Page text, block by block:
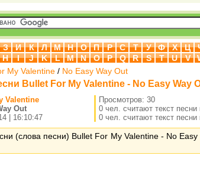
З И К Л М Н О П Р С Т У Ф Х Ц
H I J K L M N O P Q R S T U V
My Valentine / No Easy Way Out
Bullet For My Valentine - No Easy Way
Valentine
Out
| 16:10:47
Просмотров: 30
0 чел. считают текст
0 чел. считают текст
(слова песни) Bullet For My Valentine - No